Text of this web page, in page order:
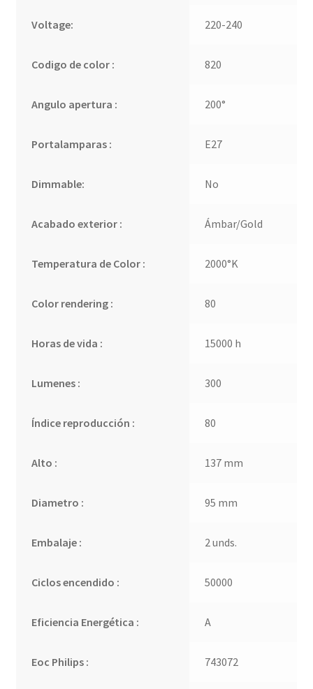
Voltage: 220-240
Codigo de color : 820
Angulo apertura : 200°
Portalamparas : E27
Dimmable: No
Acabado exterior : Ámbar/Gold
Temperatura de Color : 2000°K
Color rendering : 80
Horas de vida : 15000 h
Lumenes : 300
Índice reproducción : 80
Alto : 137 mm
Diametro : 95 mm
Embalaje : 2 unds.
Ciclos encendido : 50000
Eficiencia Energética : A
Eoc Philips : 743072